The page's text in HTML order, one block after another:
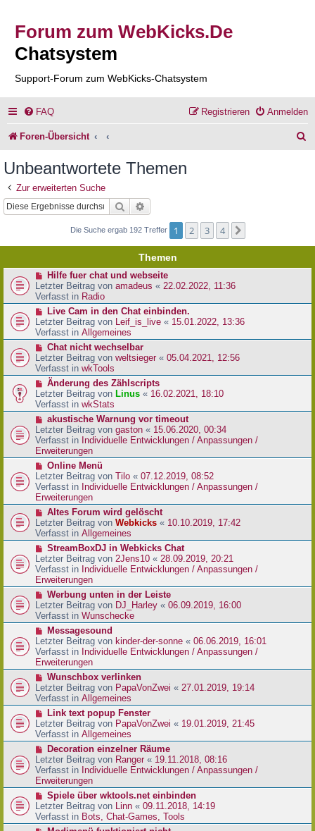
Forum zum WebKicks.De
Chatsystem
Support-Forum zum WebKicks-Chatsystem
FAQ Anmelden
Registrieren
Foren-Übersicht
Unbeantwortete Themen
Zur erweiterten Suche
Suche
Die Suche ergab 192 Treffer 1 2 3 4
Themen
N
e
u
e
r
B
e
t
r
a
g
Hilfe fuer chat und webseite
Letzter Beitrag von amadeus « 22.02.2022, 11:36
Verfasst in Radio
N
e
u
e
r
B
e
t
r
a
g
Live Cam in den Chat einbinden.
Letzter Beitrag von Leif_is_live « 15.01.2022, 13:36
Verfasst in Allgemeines
N
e
u
e
r
B
e
t
r
a
g
Chat nicht wechselbar
Letzter Beitrag von weltsieger « 05.04.2021, 12:56
Verfasst in wkTools
N
e
u
e
r
B
e
i
r
a
g
Änderung des Zählscripts
Letzter Beitrag von Linus « 16.02.2021, 18:10
Verfasst in wkStats
N
e
u
e
r
B
e
i
t
a
g
akustische Warnung vor timeout
Letzter Beitrag von gaston « 15.06.2020, 00:34
Verfasst in Individuelle Entwicklungen / Anpassungen /
Erweiterungen
N
e
u
e
r
B
e
i
r
a
g
Online Menü
Letzter Beitrag von Tilo « 07.12.2019, 08:52
Verfasst in Individuelle Entwicklungen / Anpassungen /
Erweiterungen
N
e
u
e
r
B
e
i
r
a
g
Altes Forum wird gelöscht
Letzter Beitrag von Webkicks « 10.10.2019, 17:42
Verfasst in Allgemeines
N
e
u
e
r
B
e
i
r
a
g
StreamBoxDJ in Webkicks Chat
Letzter Beitrag von 2Jens10 « 28.09.2019, 20:21
Verfasst in Individuelle Entwicklungen / Anpassungen /
Erweiterungen
N
e
u
e
r
B
e
i
r
a
g
Werbung unten in der Leiste
Letzter Beitrag von DJ_Harley « 06.09.2019, 16:00
Verfasst in Wunschecke
N
e
u
e
r
B
e
i
r
a
g
Messagesound
Letzter Beitrag von kinder-der-sonne « 06.06.2019, 16:01
Verfasst in Individuelle Entwicklungen / Anpassungen /
Erweiterungen
N
e
u
e
r
B
e
t
r
a
g
Wunschbox verlinken
Letzter Beitrag von PapaVonZwei « 27.01.2019, 19:14
Verfasst in Allgemeines
N
e
u
e
r
B
e
i
r
a
g
Link text popup Fenster
Letzter Beitrag von PapaVonZwei « 19.01.2019, 21:45
Verfasst in Allgemeines
N
e
u
e
r
B
e
i
Decoration einzelner Räume
Letzter Beitrag von Ranger « 19.11.2018, 08:16
Verfasst in Individuelle Entwicklungen / Anpassungen /
Erweiterungen
N
e
u
e
Spiele über wktools.net einbinden
Letzter Beitrag von Linn « 09.11.2018, 14:19
Verfasst in Bots, Chat-Games, Tools